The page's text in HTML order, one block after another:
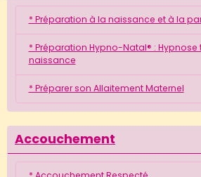
* Préparation à la naissance et à la
* Préparation Hypno-Natal® :
naissance
* Préparer son Allaitement Maternel
Accouchement